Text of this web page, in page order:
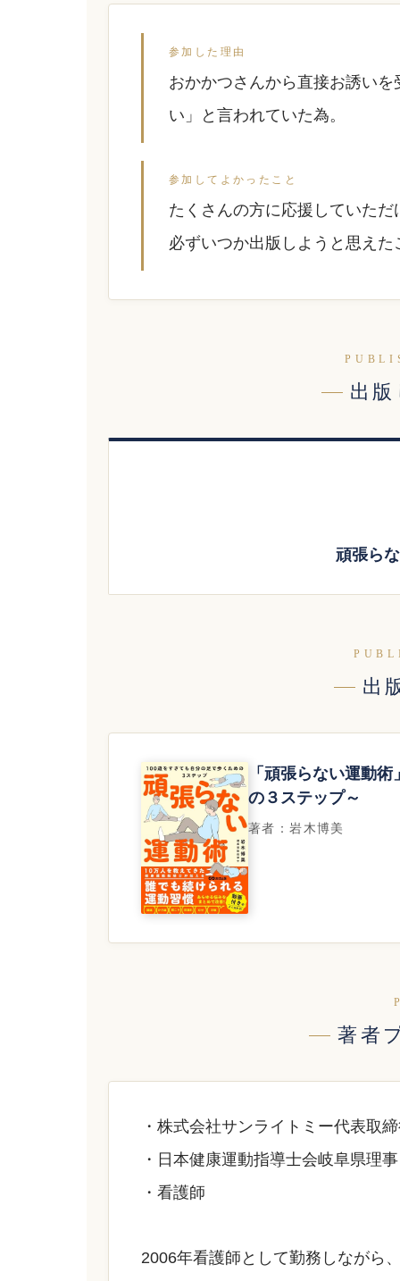
参加した理由
おかかつさんから直接お誘い
い」と言われていた為。
参加してよかったこと
たくさんの方に応援していた
必ずいつか出版しようと思えた
出
頑張ら
出
「頑張らない運動
の３ステップ～
著者：岩木博美
著者
・株式会社サンライトミー代表取
・⽇本健康運動指導⼠会岐⾩県理事
・看護師
2006年看護師として勤務しながら